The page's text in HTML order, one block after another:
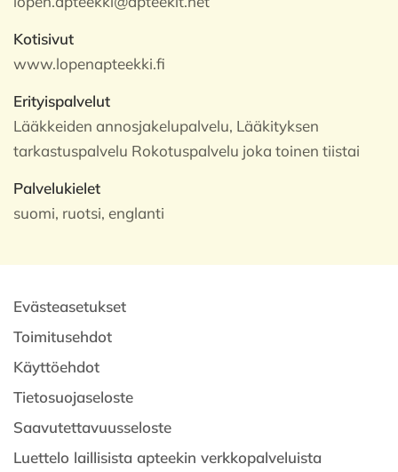
Kotisivut
www.lopenapteekki.fi
Erityispalvelut
Lääkkeiden annosjakelupalvelu, Lääkityksen
tarkastuspalvelu Rokotuspalvelu joka toinen tiistai
Palvelukielet
suomi, ruotsi, englanti
Evästeasetukset
Toimitusehdot
Käyttöehdot
Tietosuojaseloste
Saavutettavuusseloste
Luettelo laillisista apteekin verkkopalveluista